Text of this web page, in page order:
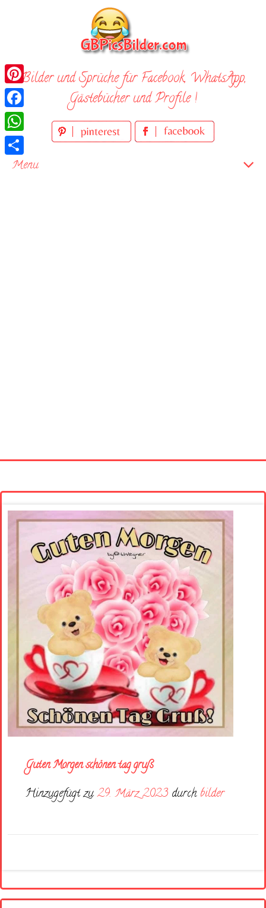
Bilder und Sprüche für Facebook, WhatsApp,
Gästebücher und Profile !
Menu
Guten Morgen schönen tag gruß
Hinzugefügt zu29. März 2023 durch bilder
Pinterest
Facebook
WhatsApp
Teilen